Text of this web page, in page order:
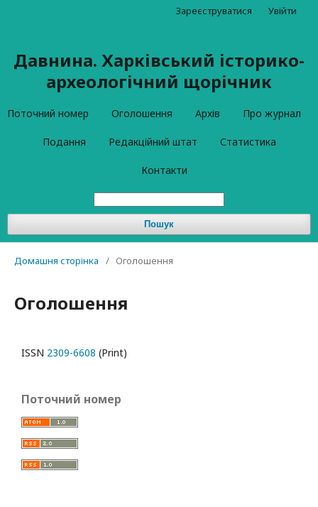
Давнина. Харківський історико-
археологічний щорічник
Поточний номер Оголошення Архів Про журнал
Подання Редакційний штат Статистика
Контакти
Пошук
Зареєструватися Увійти
Домашня сторінка / Оголошення
Оголошення
ISSN 2309-6608 (Print)
Поточний номер